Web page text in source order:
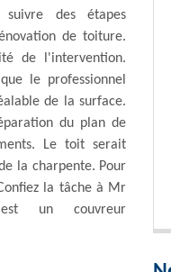
des étapes
de toiture.
de l'intervention.
le professionnel
de la surface.
du plan de
Le toit serait
la charpente. Pour
la tâche à Mr
un couvreur